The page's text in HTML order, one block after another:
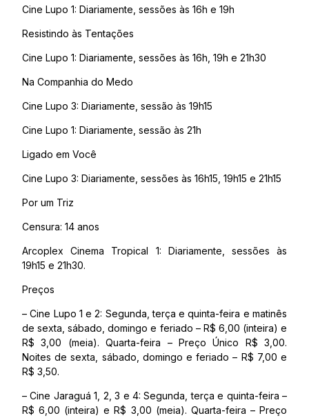
Cine Lupo 1: Diariamente, sessões às 16h e 19h
Resistindo às Tentações
Cine Lupo 1: Diariamente, sessões às 16h, 19h e 21h30
Na Companhia do Medo
Cine Lupo 3: Diariamente, sessão às 19h15
Cine Lupo 1: Diariamente, sessão às 21h
Ligado em Você
Cine Lupo 3: Diariamente, sessões às 16h15, 19h15 e 21h15
Por um Triz
Censura: 14 anos
Arcoplex Cinema Tropical 1: Diariamente, sessões às
19h15 e 21h30.
Preços
– Cine Lupo 1 e 2: Segunda, terça e quinta-feira e matinês
de sexta, sábado, domingo e feriado – R$ 6,00 (inteira) e
R$ 3,00 (meia). Quarta-feira – Preço Único R$ 3,00.
Noites de sexta, sábado, domingo e feriado – R$ 7,00 e
R$ 3,50.
– Cine Jaraguá 1, 2, 3 e 4: Segunda, terça e quinta-feira –
R$ 6,00 (inteira) e R$ 3,00 (meia). Quarta-feira – Preço